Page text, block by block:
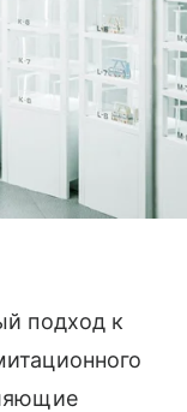
подход к